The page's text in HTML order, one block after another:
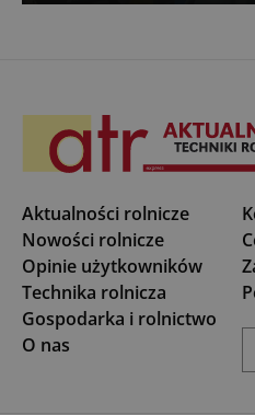
Aktualności rolnicze
Nowości rolnicze
Opinie użytkowników
Technika rolnicza
Gospodarka i rolnictwo
O nas